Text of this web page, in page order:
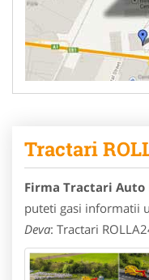
Tractari
Firma Tractari Auto
puteti gasi informatii
Deva: Tractari